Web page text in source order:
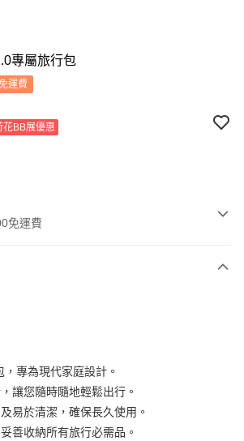
專屬旅行包
運費
花BB展優惠
免運費
專為現代家庭設計。
讓您隨時隨地輕鬆出行。
易於清潔，確保長久使用。
善收納所有旅行必需品。